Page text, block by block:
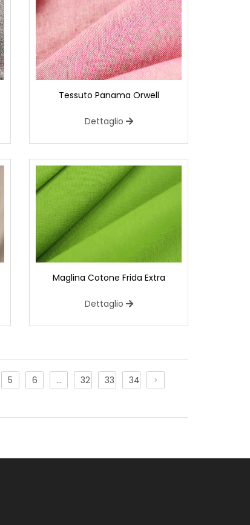
Tessuto Panama Orwell
Dettaglio
Maglina Cotone Frida Extra
Dettaglio
delle paillettes con la flessibilità di
scintillanti, sono distribuite
al tessuto, consentendo movimenti
e un aspetto plissettato. Questo
creare capi che abbiano una superficie
5 6 … 32 33 34